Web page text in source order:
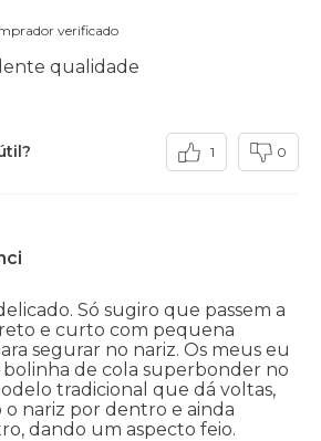
verificado
qualidade
1 0
Só sugiro que passem a
e curto com pequena
segurar no nariz. Os meus eu
de cola superbonder no
tradicional que dá voltas,
nariz por dentro e ainda
dando um aspecto feio.